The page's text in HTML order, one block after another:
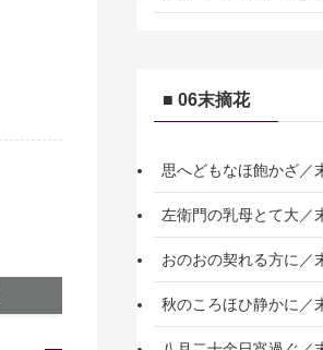
■ 06末摘花
思へどもなほ飽かざ／
左衛門の乳母とて大／
おのおの契れる方に／
秋のころほひ静かに／